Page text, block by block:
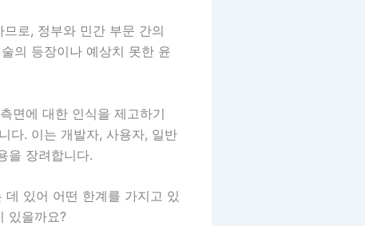
로, 정부와 민간 부문 간의
의 등장이나 예상치 못한 윤
면에 대한 인식을 제고하기
다. 이는 개발자, 사용자, 일반
을 장려합니다.
데 있어 어떤 한계를 가지고 있
있을까요?